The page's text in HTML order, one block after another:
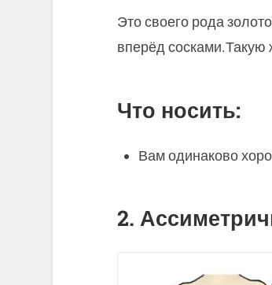
Это своего рода
вперёд
Что носить:
Вам одинаково
2.